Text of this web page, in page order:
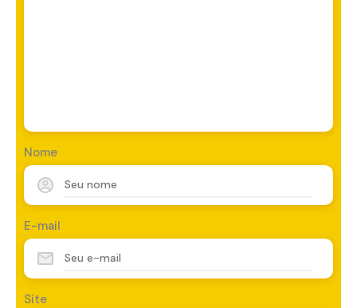
Nome
E-mail
Site